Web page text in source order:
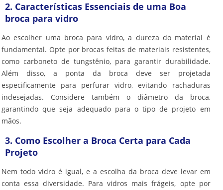
2. Características Essenciais de uma Boa
broca para vidro
Ao escolher uma broca para vidro, a dureza do material é
fundamental. Opte por brocas feitas de materiais resistentes,
como carboneto de tungstênio, para garantir durabilidade.
Além disso, a ponta da broca deve ser projetada
especificamente para perfurar vidro, evitando rachaduras
indesejadas. Considere também o diâmetro da broca,
garantindo que seja adequado para o tipo de projeto em
mãos.
3. Como Escolher a Broca Certa para Cada
Projeto
Nem todo vidro é igual, e a escolha da broca deve levar em
conta essa diversidade. Para vidros mais frágeis, opte por